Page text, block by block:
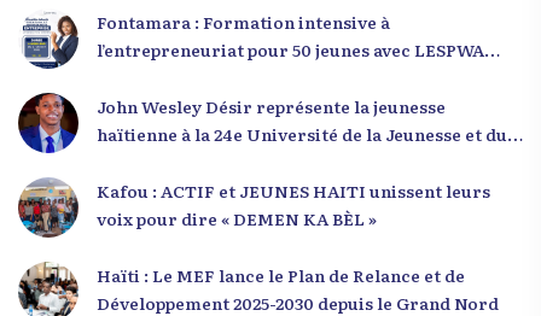
Fontamara : Formation intensive à
l’entrepreneuriat pour 50 jeunes avec LESPWA
John Wesley Désir représente la jeunesse
haïtienne à la 24e Université de la Jeunesse et du
Kafou : ACTIF et JEUNES HAITI unissent leurs
voix pour dire « DEMEN KA BÈL »
Haïti : Le MEF lance le Plan de Relance et de
Développement 2025-2030 depuis le Grand Nord